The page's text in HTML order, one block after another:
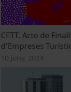
CETT. Acte de
d'Empreses
10 juny, 2024